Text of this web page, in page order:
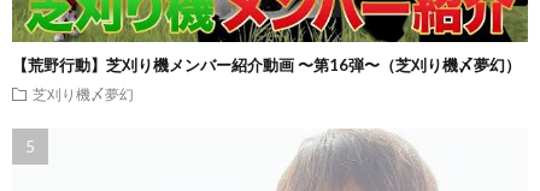
【荒野行動】芝刈り機メンバー紹介動画 〜第16弾〜（芝刈り機〆夢幻）
芝刈り機〆夢幻